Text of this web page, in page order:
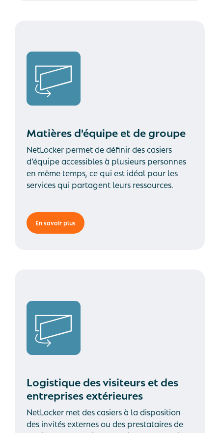
Matières d'équipe et de groupe
NetLocker permet de définir des casiers
d’équipe accessibles à plusieurs personnes
en même temps, ce qui est idéal pour les
services qui partagent leurs ressources.
En savoir plus
Logistique des visiteurs et des
entreprises extérieures
NetLocker met des casiers à la disposition
des invités externes ou des prestataires de